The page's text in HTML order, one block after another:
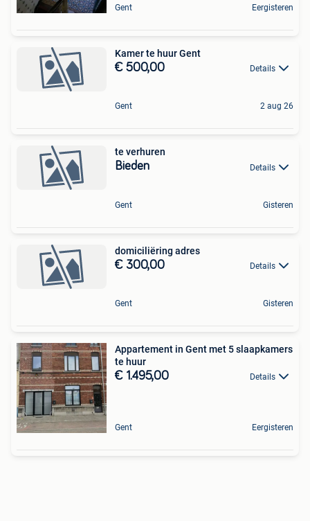
Gent Eergisteren
Kamer te huur Gent
€ 500,00 Details
Gent 2 aug 26
te verhuren
Bieden Details
Gent Gisteren
domiciliëring adres
€ 300,00 Details
Gent Gisteren
Appartement in Gent met 5 slaapkamers
te huur
€ 1.495,00 Details
Gent Eergisteren